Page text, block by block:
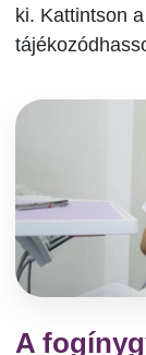
ki. Kattintson
A